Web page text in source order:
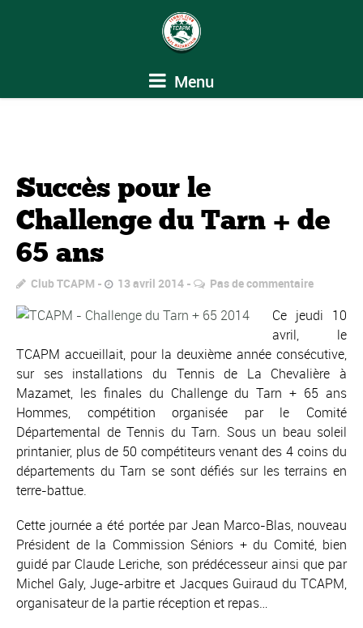
Menu
Succès pour le
Challenge du Tarn + de
65 ans
Club TCAPM 13 avril 2014 Pas de commentaire
Ce jeudi 10
avril, le
TCAPM accueillait, pour la deuxième année consécutive,
sur ses installations du Tennis de La Chevalière à
Mazamet, les finales du Challenge du Tarn + 65 ans
Hommes, compétition organisée par le Comité
Départemental de Tennis du Tarn. Sous un beau soleil
printanier, plus de 50 compétiteurs venant des 4 coins du
départements du Tarn se sont défiés sur les terrains en
terre-battue.
Cette journée a été portée par Jean Marco-Blas, nouveau
Président de la Commission Séniors + du Comité, bien
guidé par Claude Leriche, son prédécesseur ainsi que par
Michel Galy, Juge-arbitre et Jacques Guiraud du TCAPM,
organisateur de la partie réception et repas…